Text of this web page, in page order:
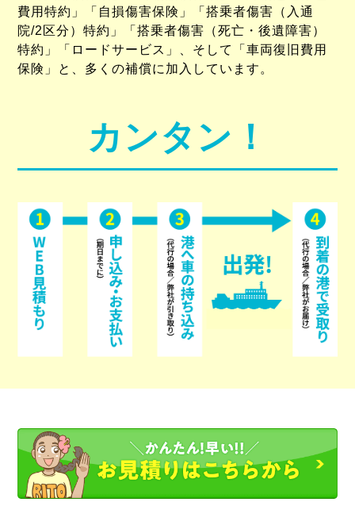
費用特約」「自損傷害保険」「搭乗者傷害（入通
院/2区分）特約」「搭乗者傷害（死亡・後遺障害）
特約」「ロードサービス」、そして「車両復旧費用
保険」と、多くの補償に加入しています。
カンタン！